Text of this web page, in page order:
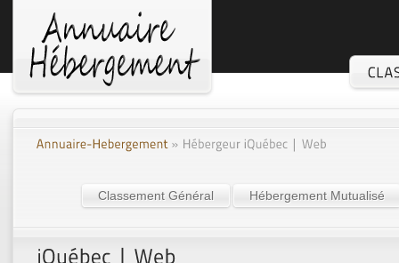
Classement Général Hébergement Mutualisé